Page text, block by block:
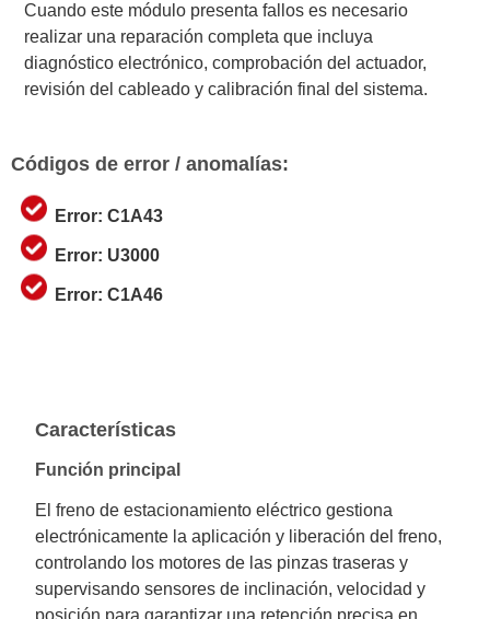
Cuando este módulo presenta fallos es necesario
realizar una reparación completa que incluya
diagnóstico electrónico, comprobación del actuador,
revisión del cableado y calibración final del sistema.
Códigos de error / anomalías:
Error: C1A43
Error: U3000
Error: C1A46
Características
Función principal
El freno de estacionamiento eléctrico gestiona
electrónicamente la aplicación y liberación del freno,
controlando los motores de las pinzas traseras y
supervisando sensores de inclinación, velocidad y
posición para garantizar una retención precisa en